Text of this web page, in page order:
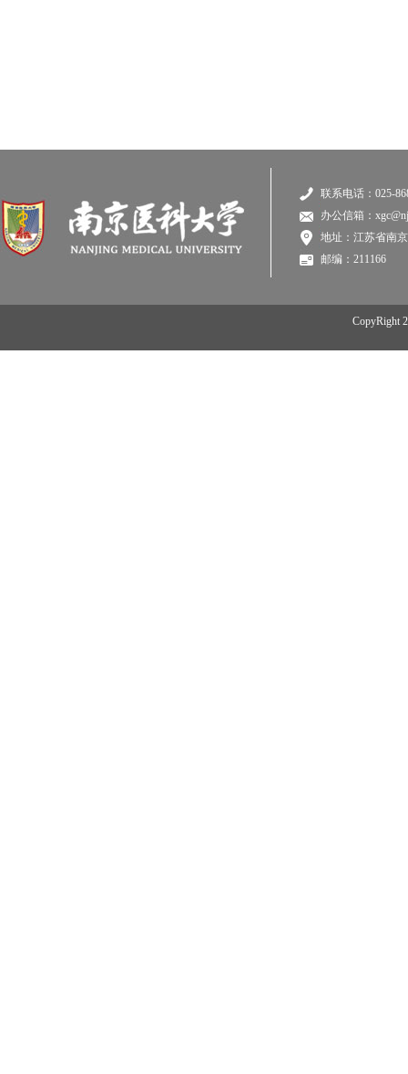
联系电话：025-
办公信箱：
地址：江苏省南
邮编：211166
CopyRight